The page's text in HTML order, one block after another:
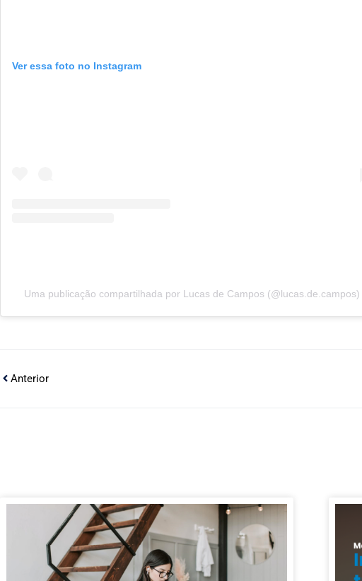
Ver essa foto no Instagram
Uma publicação compartilhada por Lucas de Campos (@lucas.de.campos)
Anterior